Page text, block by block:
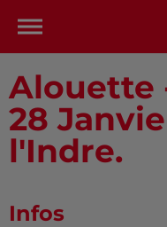
Alouette
28
l'Indre.
Infos